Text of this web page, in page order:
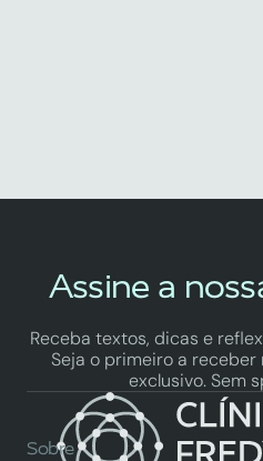
Assine a
Receba textos, dicas e
Seja o primeiro a
exclusivo. Sem
Sobre